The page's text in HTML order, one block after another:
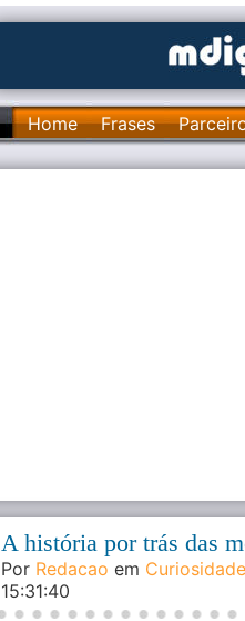
Home Frases
A história por trás das
Por Redacao em
15:31:40